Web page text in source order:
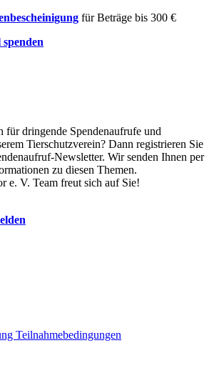
für Beträge bis 300 €
für dringende Spendenaufrufe und
Tierschutzverein? Dann registrieren Sie
Newsletter. Wir senden Ihnen per
zu diesen Themen.
e. V. Team freut sich auf Sie!
Teilnahmebedingungen